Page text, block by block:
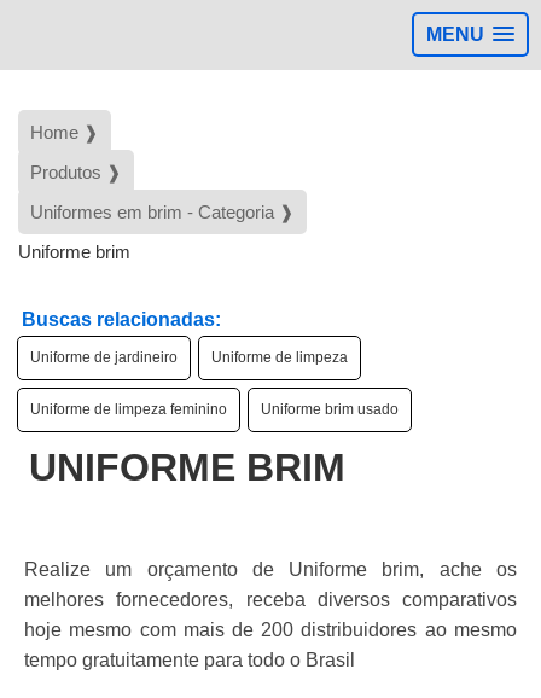
MENU
Home ❱
Produtos ❱
Uniformes em brim - Categoria ❱
Uniforme brim
Buscas relacionadas:
Uniforme de jardineiro Uniforme de limpeza
Uniforme de limpeza feminino Uniforme brim usado
UNIFORME BRIM
Realize um orçamento de Uniforme brim, ache os
melhores fornecedores, receba diversos comparativos
hoje mesmo com mais de 200 distribuidores ao mesmo
tempo gratuitamente para todo o Brasil